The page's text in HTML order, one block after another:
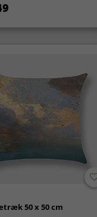
50 x 50 cm